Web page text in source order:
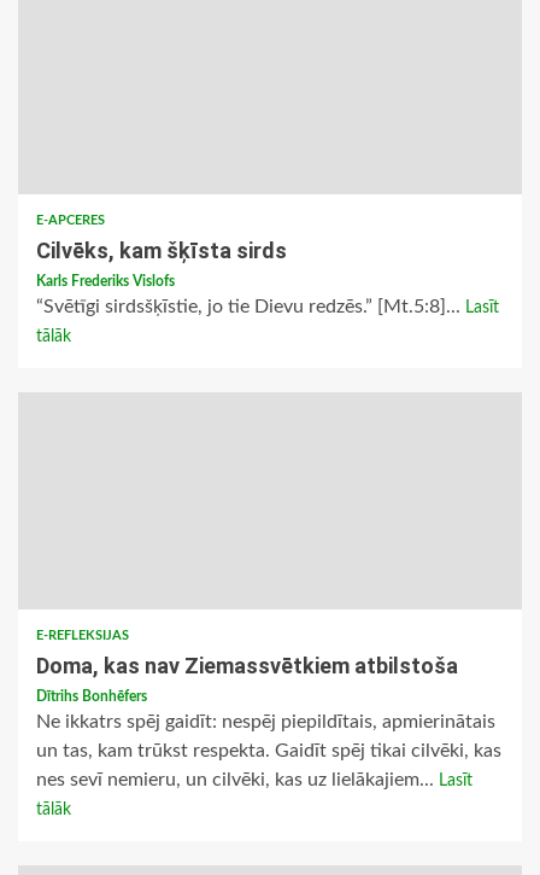
E-APCERES
Cilvēks, kam šķīsta sirds
Karls Frederiks Vislofs
“Svētīgi sirdsšķīstie, jo tie Dievu redzēs.” [Mt.5:8]... Lasīt
tālāk
E-REFLEKSIJAS
Doma, kas nav Ziemassvētkiem atbilstoša
Dītrihs Bonhēfers
Ne ikkatrs spēj gaidīt: nespēj piepildītais, apmierinātais
un tas, kam trūkst respekta. Gaidīt spēj tikai cilvēki, kas
nes sevī nemieru, un cilvēki, kas uz lielākajiem... Lasīt
tālāk